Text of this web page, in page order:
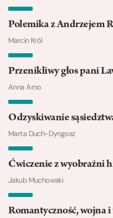
Polemika z Andrzejem
Marcin Król
Przenikliwy głos pani
Anna Arno
Odzyskiwanie
Marta Duch-Dyngosz
Ćwiczenie z wyobraźni
Jakub Muchowski
Romantyczność, wojna